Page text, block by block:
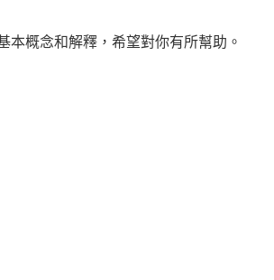
本概念和解釋，希望對你有所幫助。